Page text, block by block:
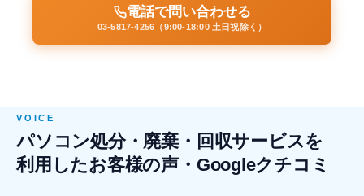
電話で問い合わせる
03-5817-4256（9:00-18:00 土日祝除く）
VOICE
パソコン処分・廃棄・回収サービスを
利用したお客様の声・Googleクチコミ